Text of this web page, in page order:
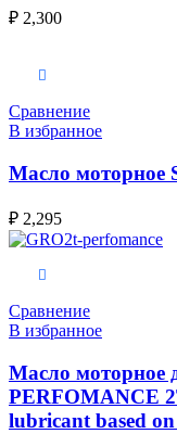
₽ 2,300
Сравнение
В избранное
Масло моторное
₽ 2,295
Сравнение
В избранное
Масло моторное
PERFOMANCE
lubricant based